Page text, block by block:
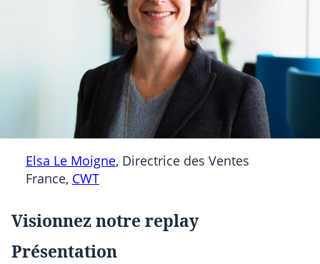
Elsa Le Moigne, Directrice des Ventes
France, CWT
Visionnez notre replay
Présentation